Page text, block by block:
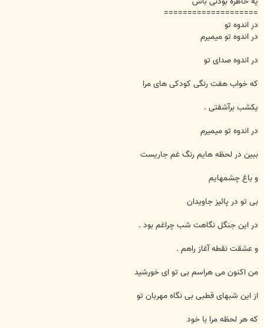
====================
در اندوه تو
در اندوه تو میمیرم
در اندوه صدای تو
که خواب هفت رنگی کودکی های مرا
یکشب برآشفتی .
در اندوه تو میمیرم
ببین در لحظه هایم رنگ غم جاریست
و باغ چشمهایم
بی تو در پائیز جاویدان
در این جنگل نگاهت شب چراغم بود .
و عشقت نقطه آغاز راهم .
من اکنون می هراسم بی تو ای خورشید
از این شبهای قطبی بی نگاه مهربان تو
که هر لحظه مرا با خود